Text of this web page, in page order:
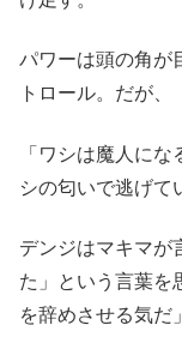
パワーは頭の角が
トロール。だが、
「ワシは魔人に
シの匂いで逃げて
デンジはマキマが
た」という言葉を
を辞めさせる気だ